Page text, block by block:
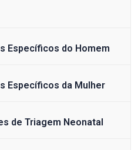
Específicos do Homem
Específicos da Mulher
de Triagem Neonatal